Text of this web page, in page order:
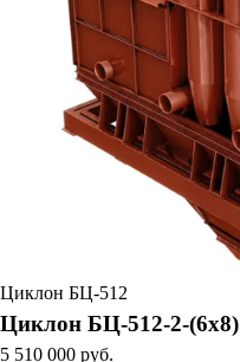
Циклон БЦ-512
Циклон БЦ-512-2-(6х8)
5 510 000 руб.